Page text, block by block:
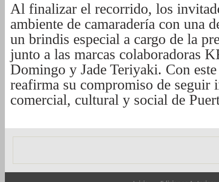
Al finalizar el recorrido, los
ambiente de camaradería con una
un brindis especial a cargo de la
junto a las marcas colaboradoras
Domingo y Jade Teriyaki. Con
reafirma su compromiso de seguir
comercial, cultural y social de